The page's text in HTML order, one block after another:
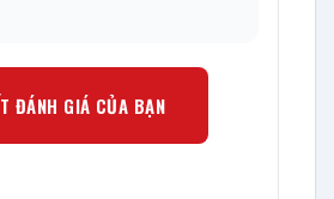
ĐÁNH GIÁ CỦA BẠN